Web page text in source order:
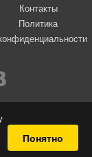
Понятно
Контакты
Политика